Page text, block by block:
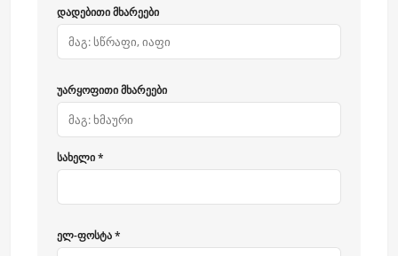
დადებითი მხარეები
უარყოფითი მხარეები
სახელი *
ელ-ფოსტა *